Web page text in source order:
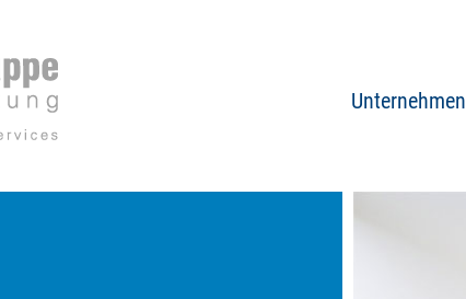
Unternehmen